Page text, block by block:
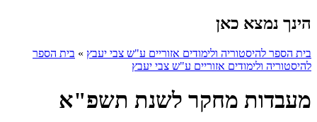
הינך נמצא כאן
בית הספר להיסטוריה ולימודים אזוריים ע"ש צבי יעבץ » בית הספר
להיסטוריה ולימודים אזוריים ע"ש צבי יעבץ
מעבדות מחקר לשנת תשפ"א